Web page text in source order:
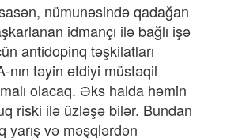
nümunəsində qadağan
idmançı ilə bağlı işə
antidopinq təşkilatları
nın təyin etdiyi müstəqil
olacaq. Əks halda həmin
riski ilə üzləşə bilər. Bundan
yarış və məşqlərdən